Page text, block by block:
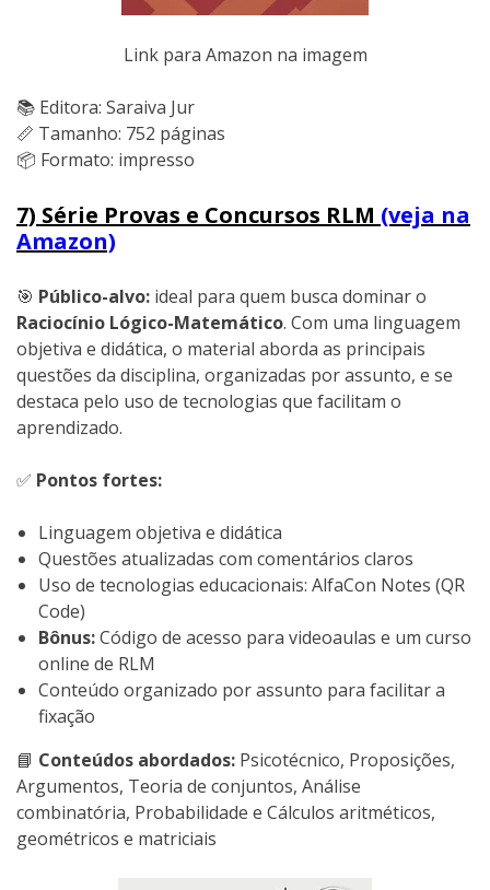
Link para Amazon na imagem
📚 Editora: Saraiva Jur
📏 Tamanho: 752 páginas
📦 Formato: impresso
7) Série Provas e Concursos RLM (veja na
Amazon)
🎯 Público-alvo: ideal para quem busca dominar o
Raciocínio Lógico-Matemático. Com uma linguagem
objetiva e didática, o material aborda as principais
questões da disciplina, organizadas por assunto, e se
destaca pelo uso de tecnologias que facilitam o
aprendizado.
✅ Pontos fortes:
Linguagem objetiva e didática
Questões atualizadas com comentários claros
Uso de tecnologias educacionais: AlfaCon Notes (QR
Code)
Bônus:Código de acesso para videoaulas e um curso
online de RLM
Conteúdo organizado por assunto para facilitar a
fixação
📘 Conteúdos abordados: Psicotécnico, Proposições,
Argumentos, Teoria de conjuntos, Análise
combinatória, Probabilidade e Cálculos aritméticos,
geométricos e matriciais